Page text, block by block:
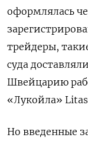
оформлялась
трейдеры,
суда
Швейцарию
«Лукойла»
Но введенные